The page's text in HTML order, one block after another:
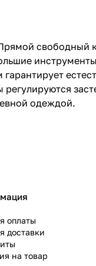
свободный
одеждой.
оплаты
доставки
на товар